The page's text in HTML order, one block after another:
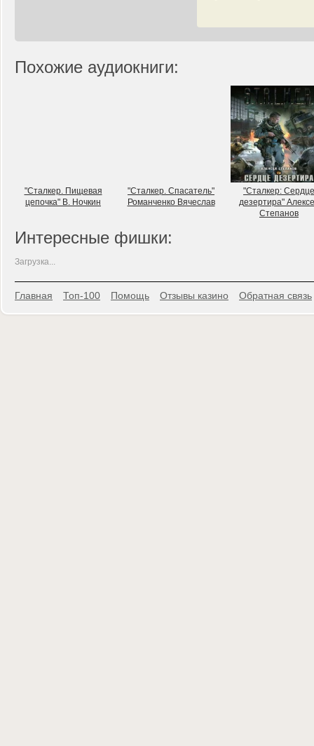
Похожие аудиокниги:
"Сталкер. Пищевая
цепочка" В. Ночкин
"Сталкер. Спасатель"
Романченко Вячеслав
"Сталкер: Сердце
дезертира"
Степанов
Интересные фишки:
Загрузка...
Главная Топ-100 Помощь Отзывы казино Обратная связь